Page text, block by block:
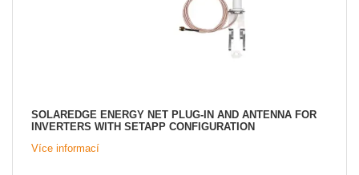
SOLAREDGE ENERGY NET PLUG-IN AND ANTENNA FOR
INVERTERS WITH SETAPP CONFIGURATION
Více informací